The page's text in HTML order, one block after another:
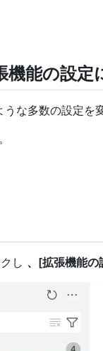
能の設定
な多数の設定を
し 、[拡張機能の